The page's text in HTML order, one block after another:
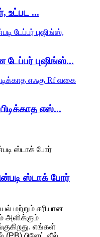
உட்பட ...
புஷிங்ஸ்...
எஸ்...
ஸ்டாக் போர்
மற்றும் சரியான
அளிக்கும்
எங்கள்